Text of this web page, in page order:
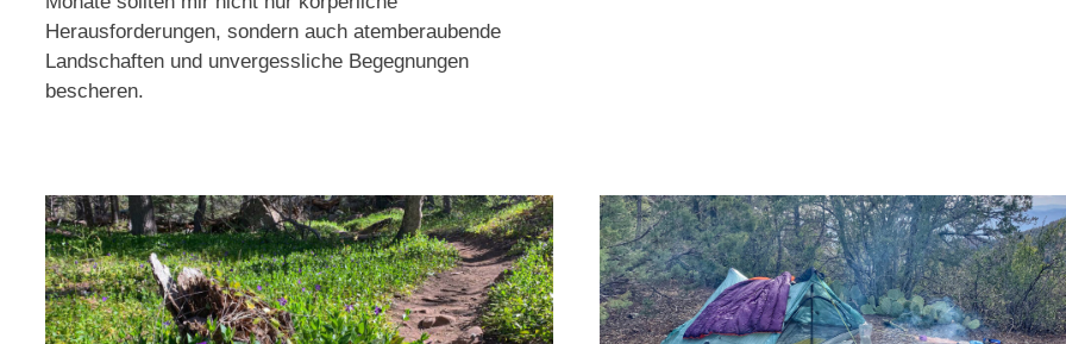
Herausforderungen, sondern auch atemberaubende
Landschaften und unvergessliche Begegnungen
bescheren.